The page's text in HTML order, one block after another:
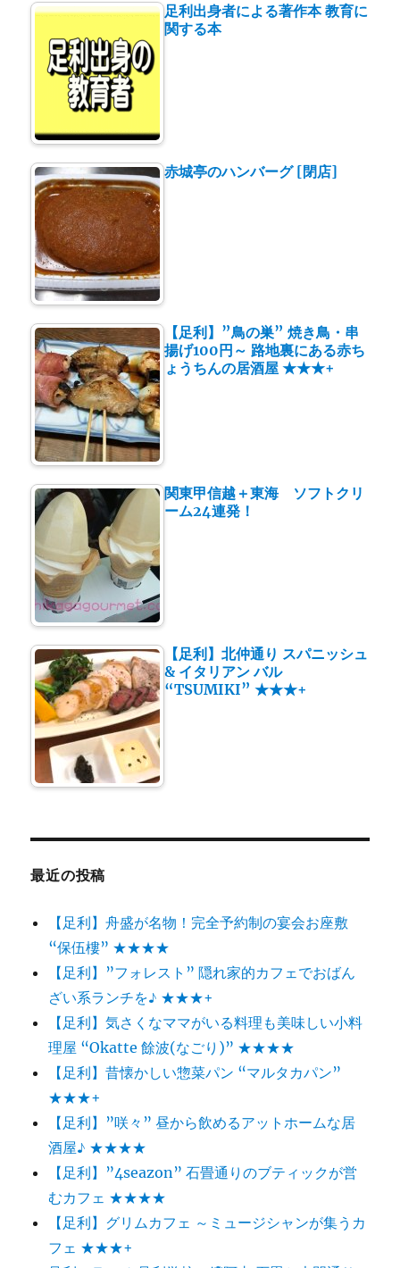
足利出身者による著作本 教育に
関する本
赤城亭のハンバーグ [閉店]
【足利】”鳥の巣” 焼き鳥・串
揚げ100円～ 路地裏にある赤ち
ょうちんの居酒屋 ★★★+
関東甲信越＋東海 ソフトクリ
ーム24連発！
【足利】北仲通り スパニッシュ
& イタリアン バル
“TSUMIKI” ★★★+
最近の投稿
【足利】舟盛が名物！完全予約制の宴会お座敷
“保伍樓” ★★★★
【足利】”フォレスト” 隠れ家的カフェでおばん
ざい系ランチを♪ ★★★+
【足利】気さくなママがいる料理も美味しい小料
理屋 “Okatte 餘波(なごり)” ★★★★
【足利】昔懐かしい惣菜パン “マルタカパン”
★★★+
【足利】”咲々” 昼から飲めるアットホームな居
酒屋♪ ★★★★
【足利】”4seazon” 石畳通りのブティックが営
むカフェ ★★★★
【足利】グリムカフェ ～ミュージシャンが集うカ
フェ ★★★+